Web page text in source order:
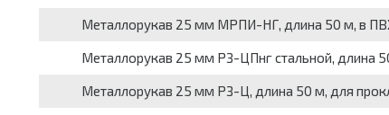
Металлорукав 25 мм МРПИ-НГ, длина 50 м, в
Металлорукав 25 мм РЗ-ЦПнг стальной, длина
Металлорукав 25 мм РЗ-Ц, длина 50 м, для